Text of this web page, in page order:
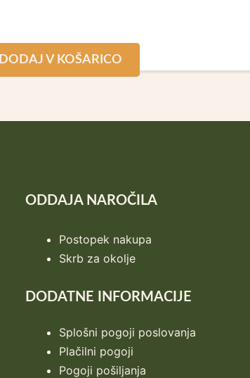
DODAJ V KOŠARICO
ODDAJA NAROČILA
Postopek nakupa
Skrb za okolje
DODATNE INFORMACIJE
Splošni pogoji poslovanja
Plačilni pogoji
Pogoji pošiljanja